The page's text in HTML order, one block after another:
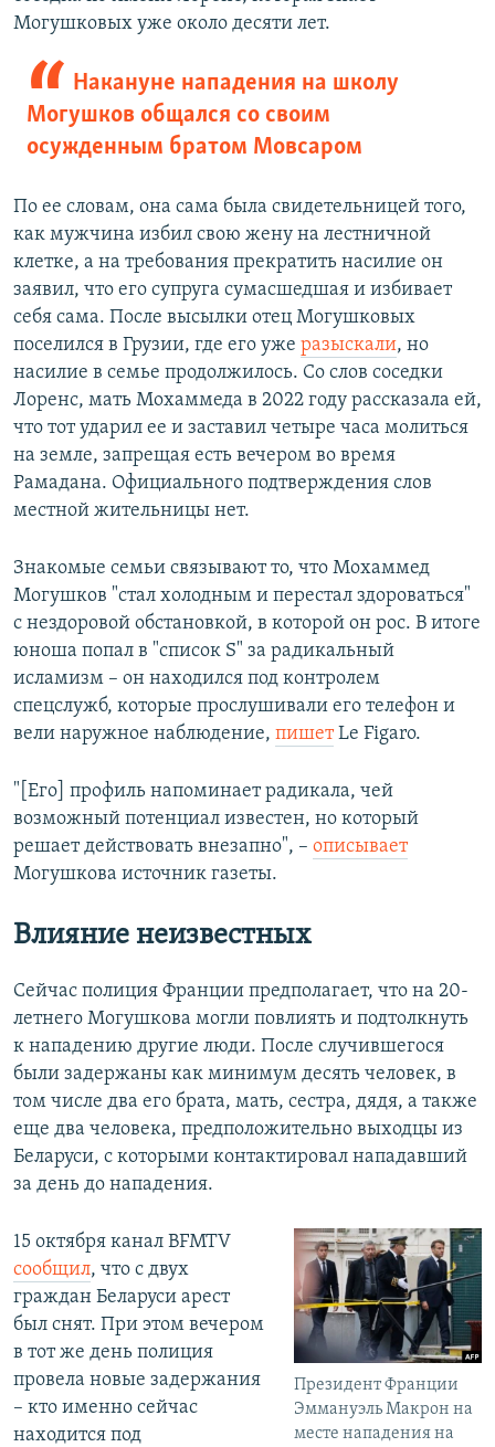
Могушковых уже около десяти лет.
Накануне нападения на школу
Могушков общался со своим
осужденным братом Мовсаром
По ее словам, она сама была свидетельницей того,
как мужчина избил свою жену на лестничной
клетке, а на требования прекратить насилие он
заявил, что его супруга сумасшедшая и избивает
себя сама. После высылки отец Могушковых
поселился в Грузии, где его уже разыскали, но
насилие в семье продолжилось. Со слов соседки
Лоренс, мать Мохаммеда в 2022 году рассказала ей,
что тот ударил ее и заставил четыре часа молиться
на земле, запрещая есть вечером во время
Рамадана. Официального подтверждения слов
местной жительницы нет.
Знакомые семьи связывают то, что Мохаммед
Могушков "стал холодным и перестал здороваться"
с нездоровой обстановкой, в которой он рос. В итоге
юноша попал в "список S" за радикальный
исламизм – он находился под контролем
спецслужб, которые прослушивали его телефон и
вели наружное наблюдение, пишетLe Figaro.
"[Его] профиль напоминает радикала, чей
возможный потенциал известен, но который
решает действовать внезапно", – описывает
Могушкова источник газеты.
Влияние неизвестных
Сейчас полиция Франции предполагает, что на 20-
летнего Могушкова могли повлиять и подтолкнуть
к нападению другие люди. После случившегося
были задержаны как минимум десять человек, в
том числе два его брата, мать, сестра, дядя, а также
еще два человека, предположительно выходцы из
Беларуси, с которыми контактировал нападавший
за день до нападения.
Президент Франции
Эммануэль Макрон на
месте нападения на
15 октября канал BFMTV
сообщил, что с двух
граждан Беларуси арест
был снят. При этом вечером
в тот же день полиция
провела новые задержания
– кто именно сейчас
находится под